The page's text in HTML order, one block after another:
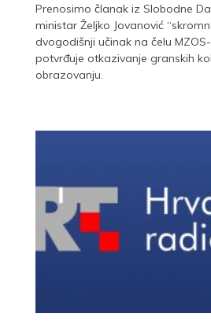
Prenosimo članak iz Slobodne
ministar Željko Jovanović
dvogodišnji učinak na čelu
potvrđuje otkazivanje granskih
obrazovanju.